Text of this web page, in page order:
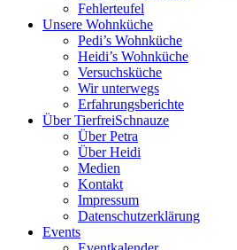
Fehlerteufel
Unsere Wohnküche
Pedi’s Wohnküche
Heidi’s Wohnküche
Versuchsküche
Wir unterwegs
Erfahrungsberichte
Über TierfreiSchnauze
Über Petra
Über Heidi
Medien
Kontakt
Impressum
Datenschutzerklärung
Events